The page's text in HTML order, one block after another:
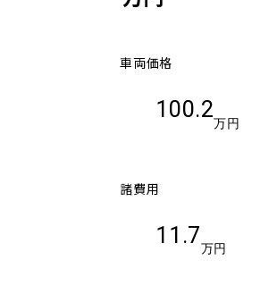
車両価格
100.2
万円
諸費用
11.7
万円